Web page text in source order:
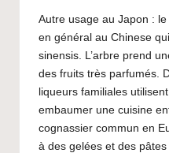
Autre usage au Japon :
en général au Chinese
sinensis. L’arbre prend
des fruits très parfumés.
liqueurs familiales
embaumer une cuisine
cognassier commun en
à des gelées et des